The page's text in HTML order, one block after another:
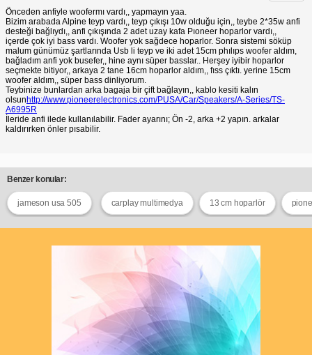
Önceden anfiyle woofermı vardı,, yapmayın yaa.
Bizim arabada Alpine teyp vardı,, teyp çıkışı 10w olduğu için,, teybe 2*35w anfi
desteği bağlıydı,, anfi çıkışında 2 adet uzay kafa Pıoneer hoparlor vardı,,
içerde çok iyi bass vardı. Woofer yok sağdece hoparlor. Sonra sistemi söküp
malum günümüz şartlarında Usb li teyp ve iki adet 15cm phılıps woofer aldım,
bağladım anfi yok busefer,, hine aynı süper basslar.. Herşey iyibir hoparlor
seçmekte bitiyor,, arkaya 2 tane 16cm hoparlor aldım,, fıss çıktı. yerine 15cm
woofer aldım,, süper bass dinliyorum.
Teybinize bunlardan arka bagaja bir çift bağlayın,, kablo kesiti kalın
olsunhttp://www.pioneerelectronics.com/PUSA/Car/Speakers/A-Series/TS-
A6995R
İleride anfi ilede kullanılabilir. Fader ayarını; Ön -2, arka +2 yapın. arkalar
kaldırırken önler pısabilir.
Benzer konular:
jameson usa 505 carplay multimedya 13 cm hoparlör